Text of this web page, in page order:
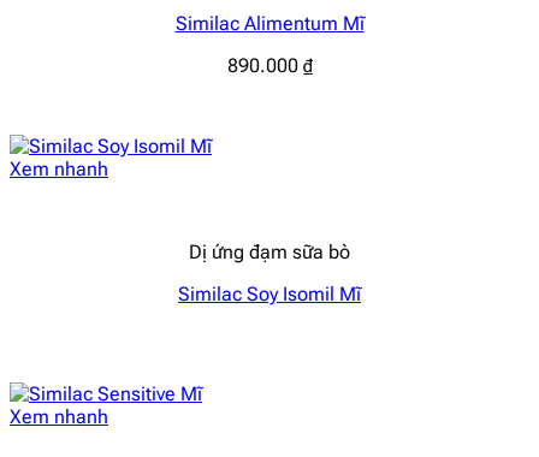
Similac Alimentum Mĩ
890.000 ₫
Xem nhanh
Dị ứng đạm sữa bò
Similac Soy Isomil Mĩ
Xem nhanh